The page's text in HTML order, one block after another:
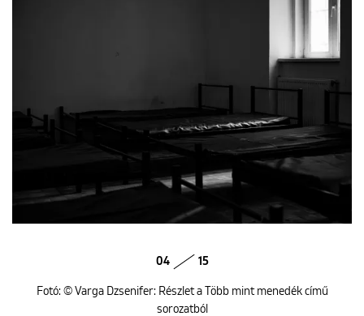
04 15
Fotó: © Varga Dzsenifer: Részlet a Több mint menedék című
sorozatból